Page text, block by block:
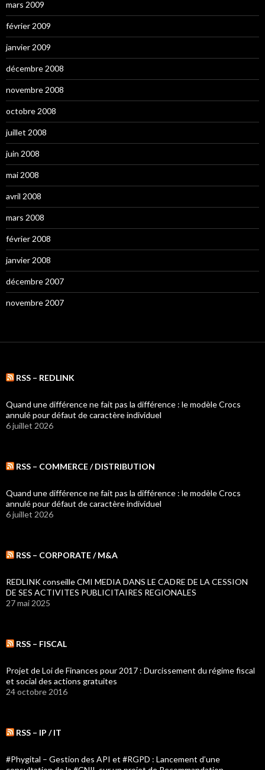
mars 2009
février 2009
janvier 2009
décembre 2008
novembre 2008
octobre 2008
juillet 2008
juin 2008
mai 2008
avril 2008
mars 2008
février 2008
janvier 2008
décembre 2007
novembre 2007
RSS – REDLINK
Quand une différence ne fait pas la différence : le modèle Crocs
annulé pour défaut de caractère individuel
6 juillet 2026
RSS – COMMERCE / DISTRIBUTION
Quand une différence ne fait pas la différence : le modèle Crocs
annulé pour défaut de caractère individuel
6 juillet 2026
RSS – CORPORATE / M&A
REDLINK conseille CMI MEDIA DANS LE CADRE DE LA CESSION
DE SES ACTIVITES PUBLICITAIRES REGIONALES
27 mai 2025
RSS – FISCAL
Projet de Loi de Finances pour 2017 : Durcissement du régime fiscal
et social des actions gratuites
24 octobre 2016
RSS – IP / IT
#Phygital – Gestion des API et #RGPD : Lancement d’une